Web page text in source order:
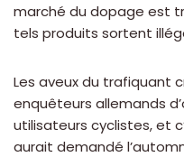
marché du dopage est
tels produits sortent
Les aveux du trafiquant
enquêteurs allemands
utilisateurs cyclistes, et
aurait demandé